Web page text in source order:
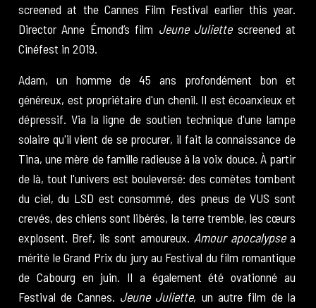
screened at the Cannes Film Festival earlier this year.
Director Anne Émond’s film Jeune Juliettescreened at
Cinéfest in 2019.
Adam, un homme de 45 ans profondément bon et
généreux, est propriétaire d'un chenil. Il est écoanxieux et
dépressif. Via la ligne de soutien technique d'une lampe
solaire qu'il vient de se procurer, il fait la connaissance de
Tina, une mère de famille radieuse à la voix douce. À partir
de là, tout l'univers est bouleversé: des comètes tombent
du ciel, du LSD est consommé, des pneus de VUS sont
crevés, des chiens sont libérés, la terre tremble, les cœurs
explosent. Bref, ils sont amoureux. Amour apocalypsea
mérité le Grand Prix du jury au Festival du film romantique
de Cabourg en juin. Il a également été ovationné au
Festival de Cannes. Jeune Juliette, un autre film de la